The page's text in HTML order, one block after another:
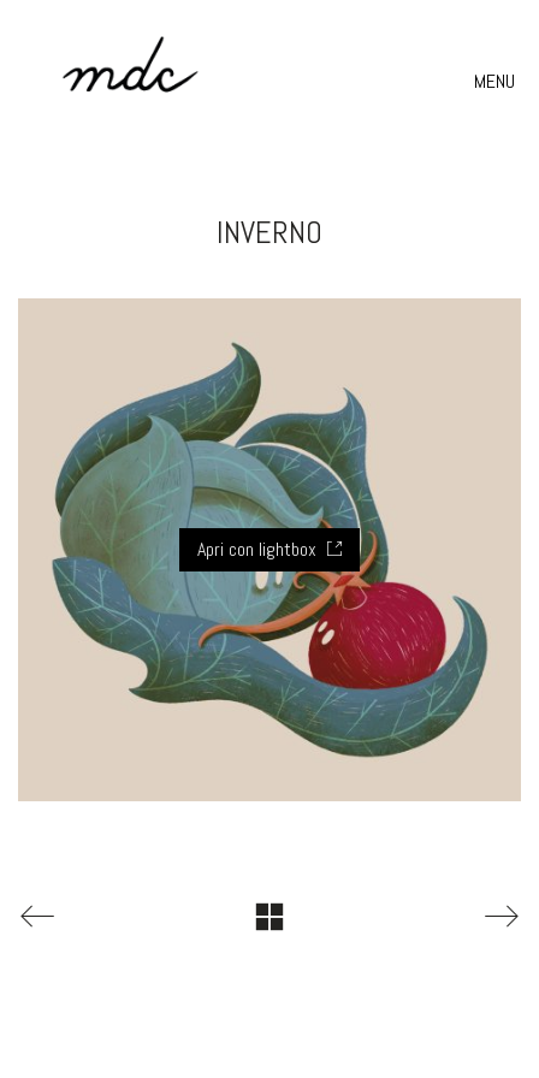
MENU
INVERNO
Apri con lightbox